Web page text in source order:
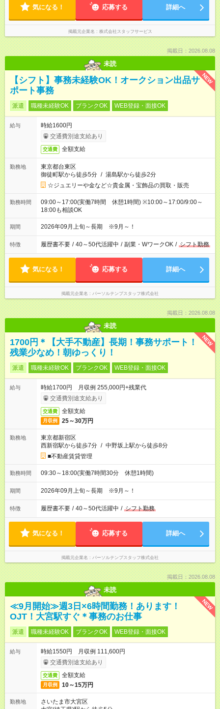
気になる！ 応募する 詳細へ
掲載元企業名 株式会社スタッフサービス
掲載日：2026.08.08
未読
NEW
【シフト】事務未経験OK！オークション出品サ
ポート事務
派遣 職種未経験OK ブランクOK WEB登録・面接OK
給与
時給1600円
交通費別途支給あり
交通費 全額支給
勤務地
東京都台東区
御徒町駅から徒歩5分 / 湯島駅から徒歩2分
☆ジュエリーや金など☆貴金属・宝飾品の買取・販売
勤務時間
09:00～17:00(実働7時間 休憩1時間) ※10:00～17:00/9:00～
18:00も相談OK
期間 2026年09月上旬～長期 ※9月～！
特徴 履歴書不要 / 40～50代活躍中 / 副業・WワークOK / シフト勤務
気になる！ 応募する 詳細へ
掲載元企業名 パーソルテンプスタッフ株式会社
掲載日：2026.08.08
未読
NEW
1700円＊【大手不動産】長期！事務サポート！
残業少なめ！朝ゆっくり！
派遣 職種未経験OK ブランクOK WEB登録・面接OK
給与
時給1700円 月収例 255,000円+残業代
交通費別途支給あり
交通費 全額支給
月収例 25～30万円
勤務地
東京都新宿区
西新宿駅から徒歩7分 / 中野坂上駅から徒歩8分
■不動産賃貸管理
勤務時間 09:30～18:00(実働7時間30分 休憩1時間)
期間 2026年09月上旬～長期 ※9月～！
特徴 履歴書不要 / 40～50代活躍中 / シフト勤務
気になる！ 応募する 詳細へ
掲載元企業名 パーソルテンプスタッフ株式会社
掲載日：2026.08.08
未読
NEW
≪9月開始≫週3日×6時間勤務！あります！
OJT！大宮駅すぐ＊事務のお仕事
派遣 職種未経験OK ブランクOK WEB登録・面接OK
給与
時給1550円 月収例 111,600円
交通費別途支給あり
交通費 全額支給
月収例 10～15万円
勤務地
さいたま市大宮区